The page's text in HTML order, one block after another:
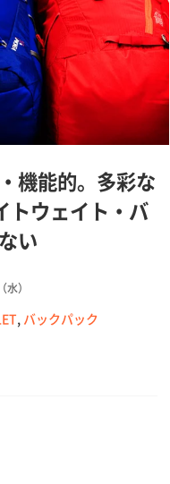
機能的。多彩な
トウェイト・バ
い
）
, バックパック